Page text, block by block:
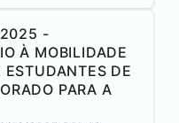
2025 -
À MOBILIDADE
DE
PARA A